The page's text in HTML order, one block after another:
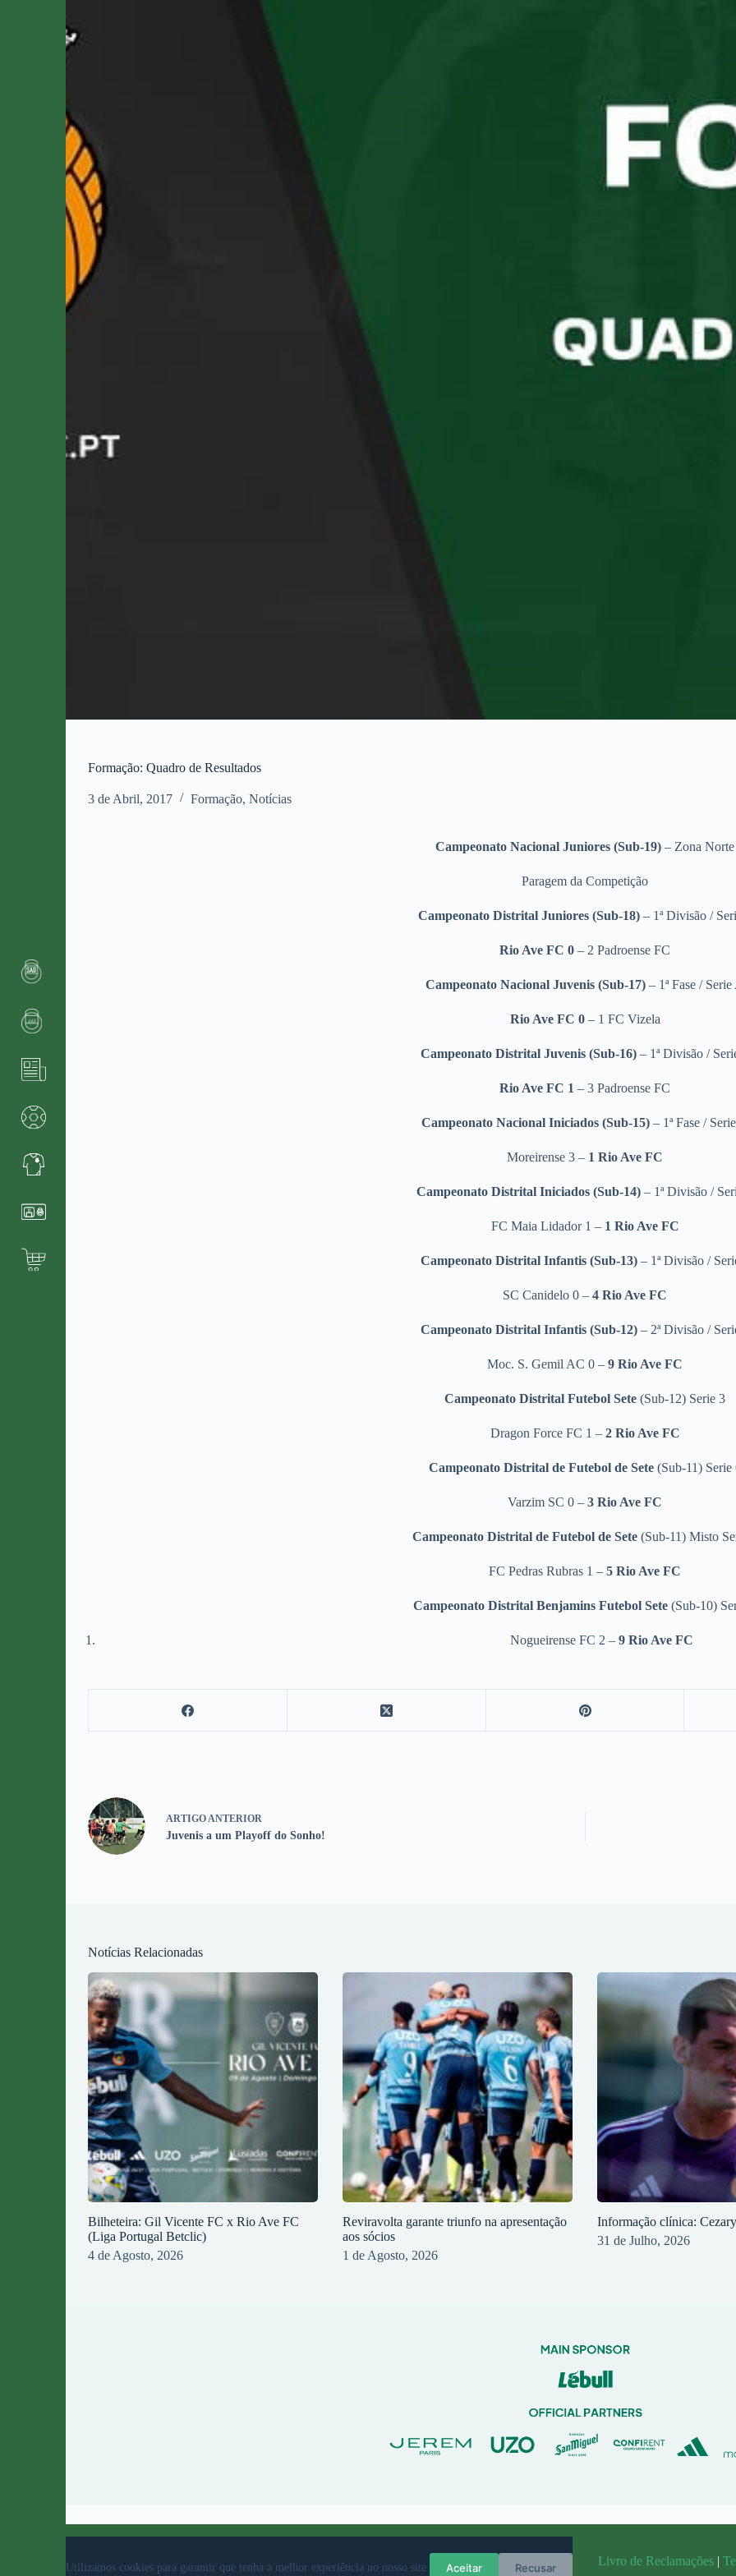
Utilizamos cookies para garantir que tenha a melhor experiência no nosso site. Aceitar Recusar
Formação: Quadro de Resultados
3 de Abril, 2017 Formação,Notícias
Campeonato Nacional Juniores (Sub-19) – Zona Norte
Paragem da Competição
Campeonato Distrital Juniores (Sub-18)– 1ª Divisão /
Rio Ave FC 0 – 2 Padroense FC
Campeonato Nacional Juvenis (Sub-17) – 1ª Fase / Serie
Rio Ave FC 0 – 1 FC Vizela
Campeonato Distrital Juvenis (Sub-16) – 1ª Divisão /
Rio Ave FC 1 – 3 Padroense FC
Campeonato Nacional Iniciados (Sub-15) – 1ª Fase /
Moreirense 3 – 1 Rio Ave FC
Campeonato Distrital Iniciados (Sub-14) – 1ª Divisão /
FC Maia Lidador 1 –1 Rio Ave FC
Campeonato Distrital Infantis (Sub-13) – 1ª Divisão /
SC Canidelo 0 – 4 Rio Ave FC
Campeonato Distrital Infantis (Sub-12)– 2ª Divisão /
Moc. S. Gemil AC 0 – 9 Rio Ave FC
Campeonato Distrital Futebol Sete (Sub-12) Serie 3
Dragon Force FC 1 –2 Rio Ave FC
Campeonato Distrital de Futebol de Sete(Sub-11) Serie
Varzim SC 0 – 3 Rio Ave FC
Campeonato Distrital de Futebol de Sete(Sub-11) Misto
FC Pedras Rubras 1 – 5 Rio Ave FC
Campeonato Distrital Benjamins Futebol Sete (Sub-10)
Nogueirense FC 2 – 9 Rio Ave FC
ARTIGO ANTERIOR
Juvenis a um Playoff do Sonho!
Notícias Relacionadas
Bilheteira: Gil Vicente FC x Rio Ave FC
(Liga Portugal Betclic)
4 de Agosto, 2026
Reviravolta garante triunfo na apresentação
aos sócios
1 de Agosto, 2026
Informação clínica:
31 de Julho, 2026
© 2023 Rio Ave Futebol Clube Desenvolvido por Livro de Reclamações |